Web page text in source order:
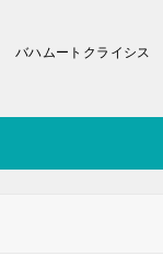
バハムートクライシス